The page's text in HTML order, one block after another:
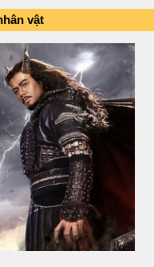
vật